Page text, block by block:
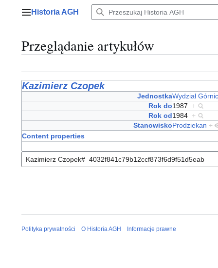
Menu główne
Historia AGH
Przeglądanie artykułów
Kazimierz Czopek
JednostkaWydział
Rok do1987
+
Rok od1984 +
StanowiskoProdziekan +
Content properties
Polityka prywatności O Historia AGH Informacje prawne